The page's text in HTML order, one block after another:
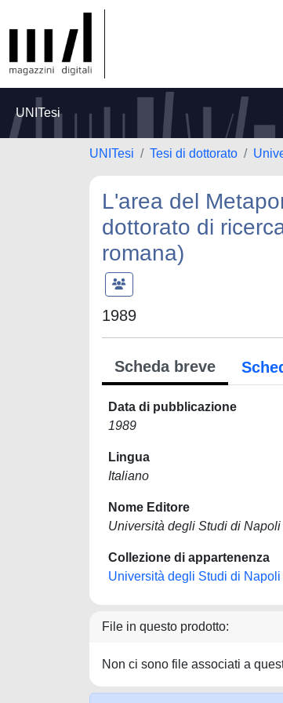
UNITesi
UNITesi Tesi di dottorato
L'area del
dottorato di
romana)
1989
Scheda breve
Data di pubblicazione
1989
Lingua
Italiano
Nome Editore
Università degli Studi di
Collezione di appartenenza
Università degli Studi di Napoli
File in questo prodotto:
Non ci sono file associati a